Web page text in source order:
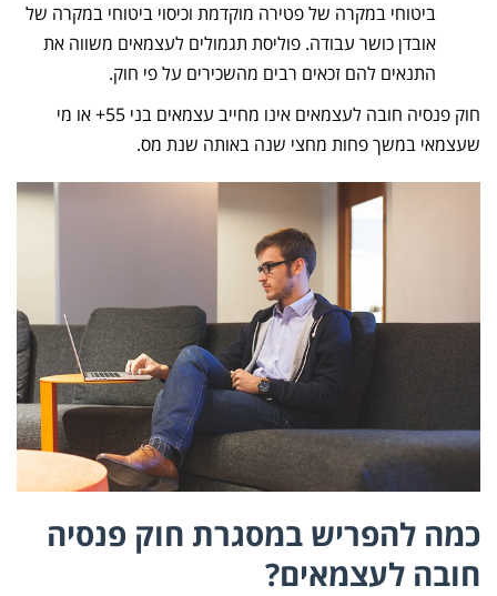
ביטוחי במקרה של פטירה מוקדמת וכיסוי ביטוחי במקרה של
אובדן כושר עבודה. פוליסת תגמולים לעצמאים משווה את
התנאים להם זכאים רבים מהשכירים על פי חוק.
חוק פנסיה חובה לעצמאים אינו מחייב עצמאים בני 55+ או מי
שעצמאי במשך פחות מחצי שנה באותה שנת מס.
כמה להפריש במסגרת חוק פנסיה
חובה לעצמאים?